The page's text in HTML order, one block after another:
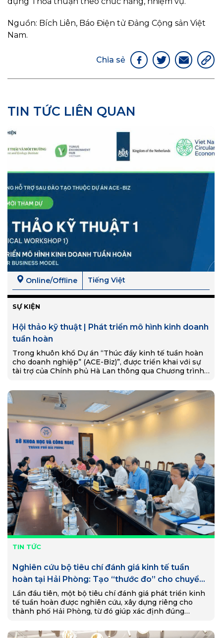
Nguồn: Bích Liên, Báo Điện tử Đảng Cộng sản Việt
Nam.
Chia sẻ
TIN TỨC LIÊN QUAN
Online/Offline Tiếng Việt
SỰ KIỆN
Hội thảo kỹ thuật | Phát triển mô hình kinh doanh
tuần hoàn
Trong khuôn khổ Dự án “Thúc đẩy kinh tế tuần hoàn
cho doanh nghiệp” (ACE-Biz)”, được triển khai với sự
tài trợ của Chính phủ Hà Lan thông qua Chương trình
TIN TỨC
Nghiên cứu bộ tiêu chí đánh giá kinh tế tuần
hoàn tại Hải Phòng: Tạo “thước đo” cho chuyển
đổi xanh và phát triển bền vững
Lần đầu tiên, một bộ tiêu chí đánh giá phát triển kinh
tế tuần hoàn được nghiên cứu, xây dựng riêng cho
thành phố Hải Phòng, từ đó giúp xác định đúng